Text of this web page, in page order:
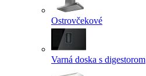
Ostrovčekové
Varná doska s digestorom